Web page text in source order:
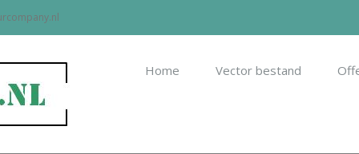
Search
Home Vector bestand